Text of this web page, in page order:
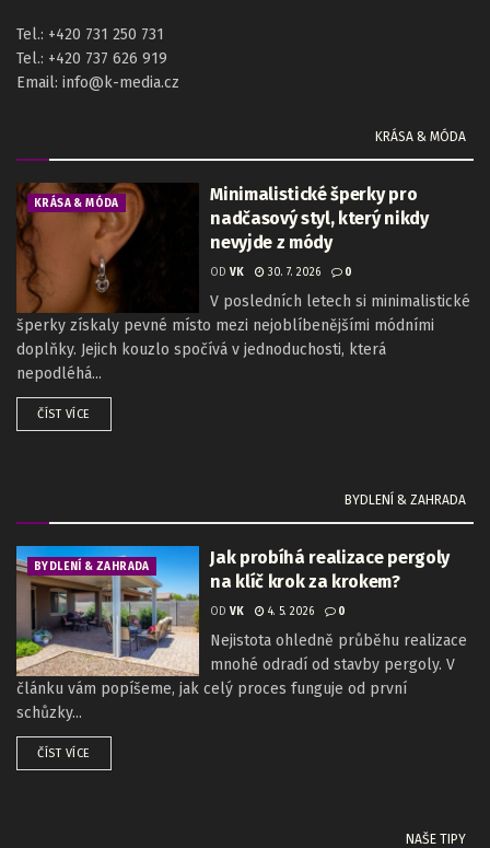
Tel.: +420 731 250 731
Tel.: +420 737 626 919
Email: info@k-media.cz
KRÁSA & MÓDA
KRÁSA & MÓDA
Minimalistické šperky pro
nadčasový styl, který nikdy
nevyjde z módy
OD VK 30. 7. 2026 0
V posledních letech si minimalistické
šperky získaly pevné místo mezi nejoblíbenějšími módními
doplňky. Jejich kouzlo spočívá v jednoduchosti, která
nepodléhá...
ČÍST VÍCE
BYDLENÍ & ZAHRADA
BYDLENÍ & ZAHRADA
Jak probíhá realizace pergoly
na klíč krok za krokem?
OD VK 4. 5. 2026 0
Nejistota ohledně průběhu realizace
mnohé odradí od stavby pergoly. V
článku vám popíšeme, jak celý proces funguje od první
schůzky...
ČÍST VÍCE
NAŠE TIPY